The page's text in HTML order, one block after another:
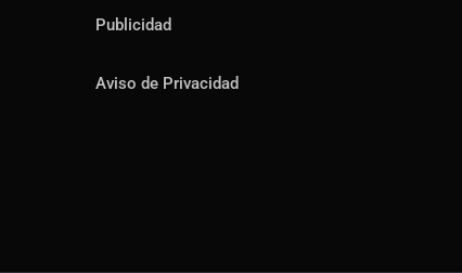
Publicidad
Aviso de Privacidad